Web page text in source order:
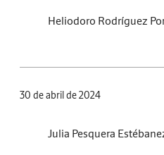
Heliodoro Rodríguez
30 de abril de 2024
Julia Pesquera